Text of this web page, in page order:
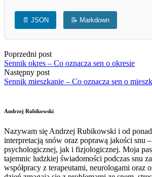
📄 JSON 📝 Markdown
Poprzedni post
Sennik okres – Co oznacza sen o okresie
Następny post
Sennik mieszkanie – Co oznacza sen o
Andrzej Rubikowski
Nazywam się Andrzej Rubikowski i od
interpretacją snów oraz poprawą jakości snu
psychologicznej, jak i fizjologicznej. Moja
tajemnic ludzkiej świadomości podczas snu
współpracy z terapeutami, neurologami oraz